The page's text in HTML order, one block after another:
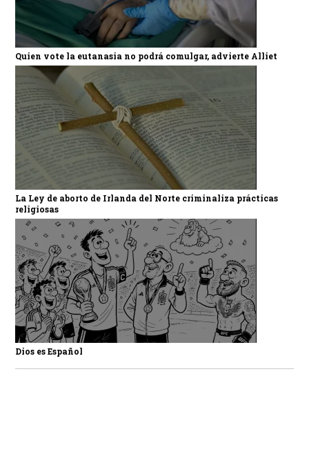
Quien vote la eutanasia no podrá comulgar, advierte Alliet
La Ley de aborto de Irlanda del Norte criminaliza prácticas
religiosas
Dios es Español